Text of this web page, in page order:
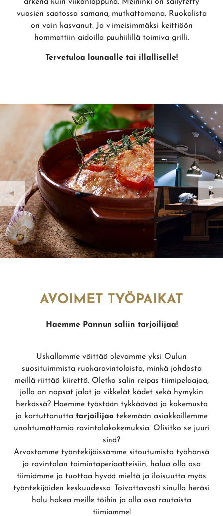
arkena kuin viikonloppuna. Meininki on säilytetty
vuosien saatossa samana, mutkattomana. Ruokalista
on vain kasvanut. Ja viimeisimmäksi keittiöön
hommattiin aidoilla puuhiilillä toimiva grilli.
Tervetuloa lounaalle tai illalliselle!
AVOIMET TYÖPAIKAT
Haemme Pannun saliin tarjoilijaa!
Uskallamme väittää olevamme yksi Oulun
suosituimmista ruokaravintoloista, minkä johdosta
meillä riittää kiirettä. Oletko salin reipas tiimipelaajaa,
jolla on nopsat jalat ja vikkelät kädet sekä hymykin
herkässä? Haemme työstään tykkäävää ja kokemusta
jo kartuttanutta tarjoilijaa tekemään asiakkaillemme
unohtumattomia ravintolakokemuksia. Olisitko se juuri
sinä?
Arvostamme työntekijöissämme sitoutumista työhönsä
ja ravintolan toimintaperiaatteisiin, halua olla osa
tiimiämme ja tuottaa hyvää mieltä ja iloisuutta myös
työntekijöiden keskuudessa. Toivottavasti sinulla heräsi
halu hakea meille töihin ja olla osa rautaista
tiimiämme!